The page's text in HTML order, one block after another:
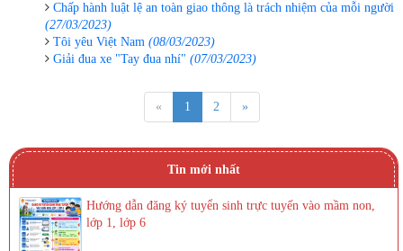
Chấp hành luật lệ an toàn giao thông là trách nhiệm của mỗi người
(27/03/2023)
Tôi yêu Việt Nam (08/03/2023)
Giải đua xe "Tay đua nhí" (07/03/2023)
« 1 2 »
Tin mới nhất
Hướng dẫn đăng ký tuyển sinh trực tuyến vào mầm non,
lớp 1, lớp 6